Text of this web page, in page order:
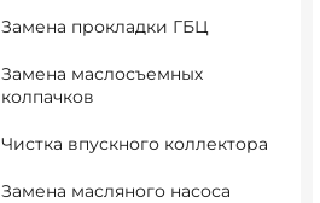
Замена прокладки ГБЦ
Замена маслосъемных
колпачков
Чистка впускного коллектора
Замена масляного насоса